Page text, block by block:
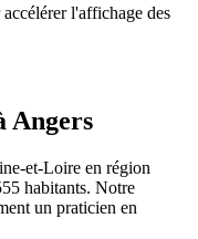
l'affichage des
Angers
et-Loire en région
habitants. Notre
un praticien en